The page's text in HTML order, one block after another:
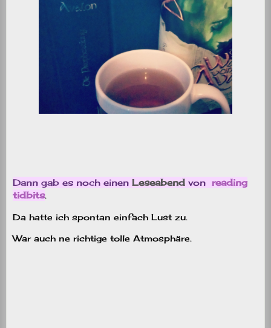
Dann gab es noch einen Leseabend von reading
tidbits.
Da hatte ich spontan einfach Lust zu.
War auch ne richtige tolle Atmosphäre.